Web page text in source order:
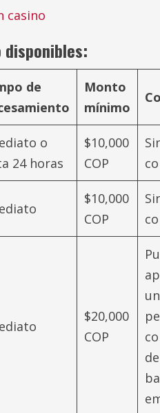
de
Monto
mínimo
o
24 horas
$10,000
COP
$10,000
COP
$20,000
COP